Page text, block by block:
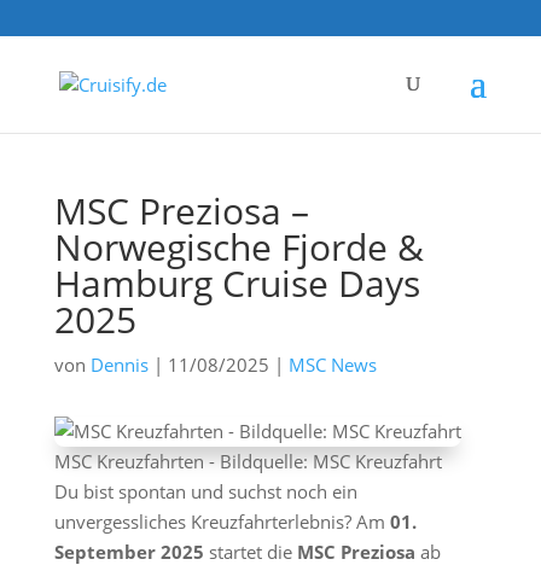
MSC Preziosa –
Norwegische Fjorde &
Hamburg Cruise Days
2025
von Dennis| 11/08/2025 | MSC News
MSC Kreuzfahrten - Bildquelle: MSC Kreuzfahrt
Du bist spontan und suchst noch ein
unvergessliches Kreuzfahrterlebnis? Am 01.
September 2025 startet die MSC Preziosa ab